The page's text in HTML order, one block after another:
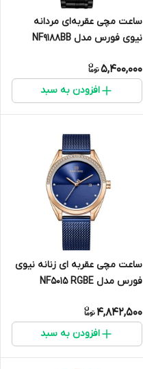
ساعت مچی عقربه‌ای مردانه
نیوی فورس مدل NF9188BB
5,400,000
افزودن به سبد
ساعت مچی عقربه ای زنانه نیوی
فورس مدل NF5015 RGBE
4,842,500
افزودن به سبد